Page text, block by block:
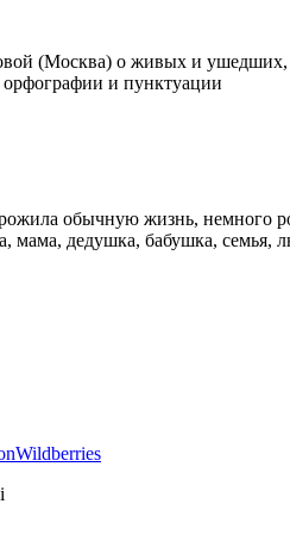
(Москва) о живых и ушедших,
орфографии и пунктуации
обычную жизнь, немного
мама, дедушка, бабушка, семья,
Wildberries